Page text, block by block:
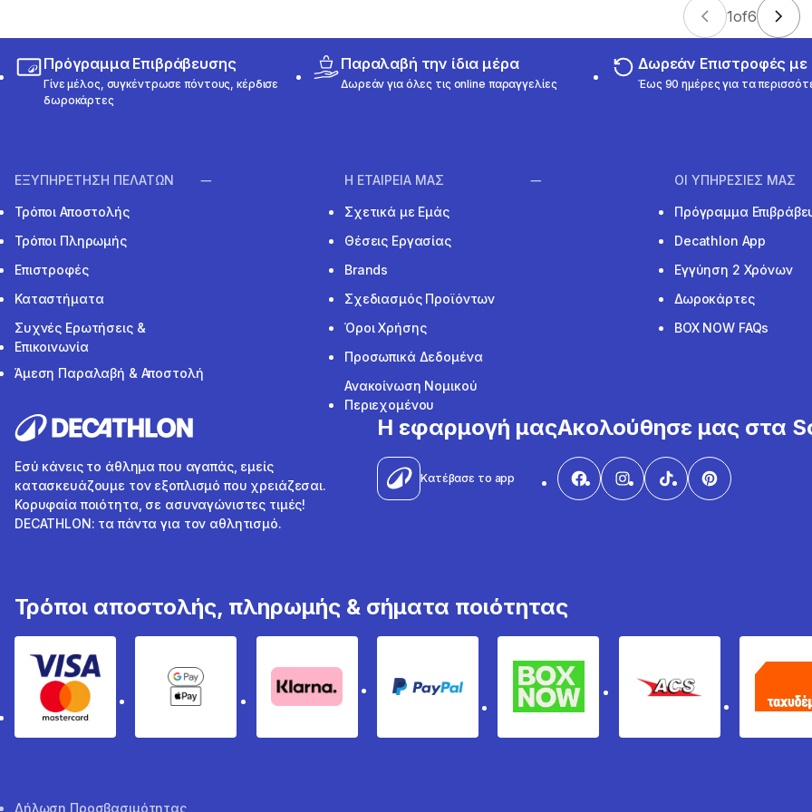
1of6
Πρόγραμμα Επιβράβευσης
Γίνε μέλος, συγκέντρωσε πόντους, κέρδισε
δωροκάρτες
Παραλαβή την ίδια μέρα
Δωρεάν για όλες τις online παραγγελίες
Δωρεάν Επιστροφές με
Έως 90 ημέρες για τα
ΕΞΥΠΗΡΕΤΗΣΗ ΠΕΛΑΤΩΝ
Τρόποι Αποστολής
Τρόποι Πληρωμής
Επιστροφές
Καταστήματα
Συχνές Ερωτήσεις &
Επικοινωνία
Άμεση Παραλαβή & Αποστολή
Η ΕΤΑΙΡΕΙΑ ΜΑΣ
Σχετικά με Εμάς
Θέσεις Εργασίας
Brands
Σχεδιασμός Προϊόντων
Όροι Χρήσης
Προσωπικά Δεδομένα
Ανακοίνωση Νομικού
Περιεχομένου
ΟΙ ΥΠΗΡΕΣΙΕΣ ΜΑΣ
Πρόγραμμα
Decathlon App
Εγγύηση 2 Χρόνων
Δωροκάρτες
BOX NOW FAQs
Εσύ κάνεις το άθλημα που αγαπάς, εμείς
κατασκευάζουμε τον εξοπλισμό που χρειάζεσαι.
Κορυφαία ποιότητα, σε ασυναγώνιστες τιμές!
DECATHLON: τα πάντα για τον αθλητισμό.
Η εφαρμογή μας
Κατέβασε το app
Ακολούθησε μας στα
Τρόποι αποστολής, πληρωμής & σήματα ποιότητας
Visa & MastercardGoogle Pay & Apple Pay
Klarna PayPal Box Now ACS
Δήλωση Προσβασιμότητας